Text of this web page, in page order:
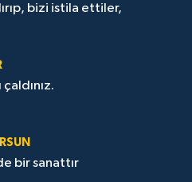
bizi istila ettiler,
çaldınız.
bir sanattır